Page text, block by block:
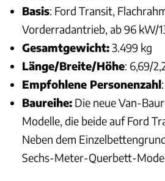
Basis: Ford Transit,
Vorderradantrieb, ab 96 kW/
Gesamtgewicht:3.499 kg
Länge/Breite/Höhe: 6,69/
Empfohlene Personenzahl
Baureihe: Die neue Van-
Modelle, die beide auf Ford
Neben dem
Sechs-Meter-Querbett-